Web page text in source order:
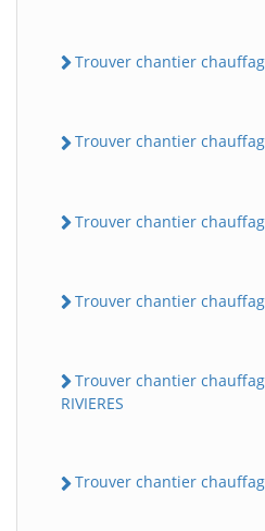
Trouver chantier
Trouver chantier
Trouver chantier
Trouver chantier
Trouver chantier
RIVIERES
Trouver chantier